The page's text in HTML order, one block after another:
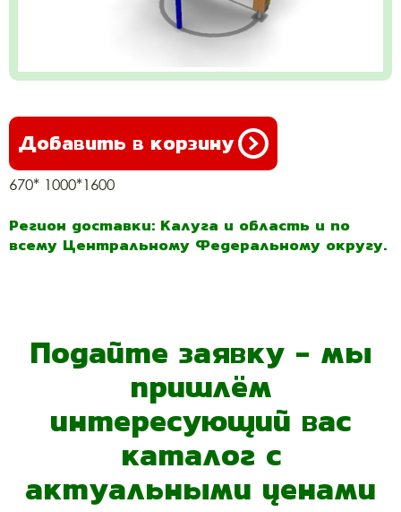
Добавить в корзину
670* 1000*1600
Регион доставки: Калуга и область и по
всему Центральному Федеральному округу.
Подайте заявку - мы
пришлём
интересующий вас
каталог с
актуальными ценами